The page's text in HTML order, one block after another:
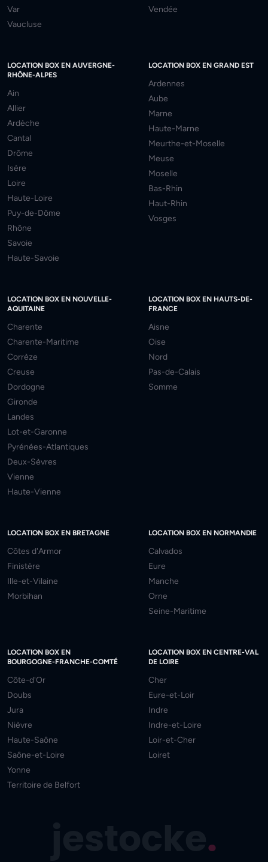
Var
Vaucluse
Vendée
LOCATION BOX EN AUVERGNE-
RHÔNE-ALPES
Ain
Allier
Ardèche
Cantal
Drôme
Isère
Loire
Haute-Loire
Puy-de-Dôme
Rhône
Savoie
Haute-Savoie
LOCATION BOX EN GRAND EST
Ardennes
Aube
Marne
Haute-Marne
Meurthe-et-Moselle
Meuse
Moselle
Bas-Rhin
Haut-Rhin
Vosges
LOCATION BOX EN NOUVELLE-
AQUITAINE
Charente
Charente-Maritime
Corrèze
Creuse
Dordogne
Gironde
Landes
Lot-et-Garonne
Pyrénées-Atlantiques
Deux-Sèvres
Vienne
Haute-Vienne
LOCATION BOX EN HAUTS-DE-
FRANCE
Aisne
Oise
Nord
Pas-de-Calais
Somme
LOCATION BOX EN BRETAGNE
Côtes d'Armor
Finistère
Ille-et-Vilaine
Morbihan
LOCATION BOX EN NORMANDIE
Calvados
Eure
Manche
Orne
Seine-Maritime
LOCATION BOX EN
BOURGOGNE-FRANCHE-COMTÉ
Côte-d'Or
Doubs
Jura
Nièvre
Haute-Saône
Saône-et-Loire
Yonne
Territoire de Belfort
LOCATION BOX EN CENTRE-VAL
DE LOIRE
Cher
Eure-et-Loir
Indre
Indre-et-Loire
Loir-et-Cher
Loiret
.